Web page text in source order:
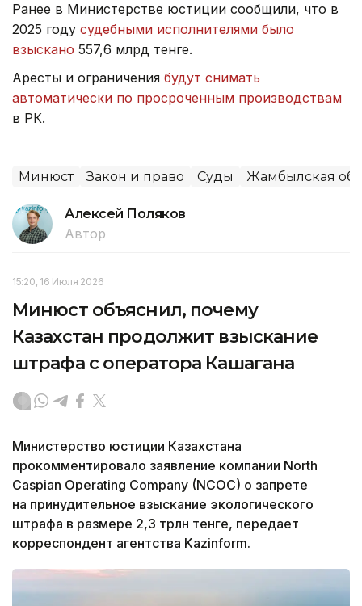
Ранее в Министерстве юстиции сообщили, что в
2025 году судебными исполнителями было
взыскано 557,6 млрд тенге.
Аресты и ограничения будут снимать
автоматически по просроченным производствам
в РК.
Минюст Закон и право Суды Жамбылская
Алексей Поляков
Автор
15:20, 16 Июля 2026
Минюст объяснил, почему
Казахстан продолжит взыскание
штрафа с оператора Кашагана
Министерство юстиции Казахстана
прокомментировало заявление компании North
Caspian Operating Company (NCOC) о запрете
на принудительное взыскание экологического
штрафа в размере 2,3 трлн тенге, передает
корреспондент агентства Kazinform.